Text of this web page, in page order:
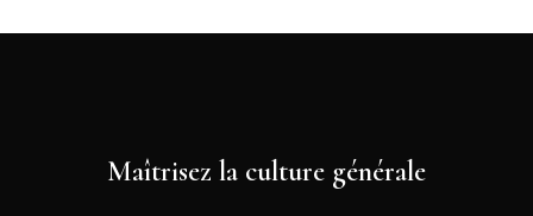
Maîtrisez la culture générale